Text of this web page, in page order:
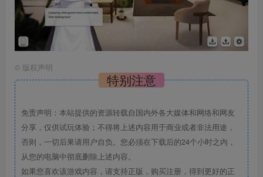
© 版权声明
特别注意
免责声明：本站提供的资源转载自国内外各大媒体和网络和网友
分享，仅供试玩体验；不得将上述内容用于商业或者非法用途，
否则，一切后果请用户自负。您必须在下载后的24个小时之内，
从您的电脑中彻底删除上述内容。
如果您喜欢该游戏内容，请支持正版，购买注册，得到更好的正